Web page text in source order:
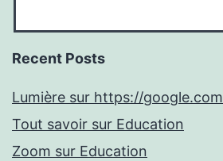
Recent Posts
Lumière sur https://google.com
Tout savoir sur Education
Zoom sur Education